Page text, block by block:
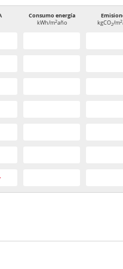
Consumo energía
kWh/m2año kgCO2/m2